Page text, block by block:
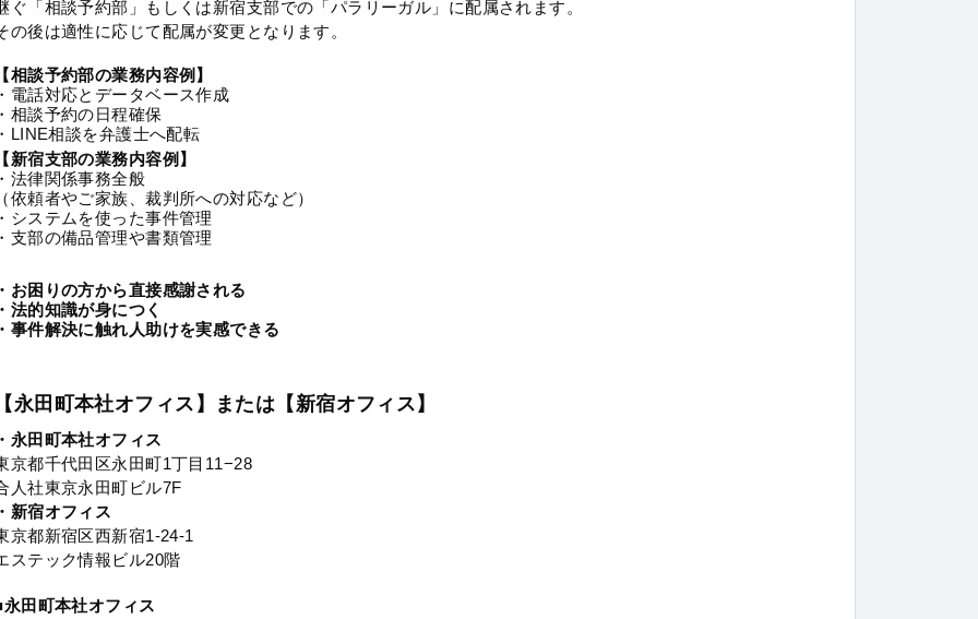
ぐ「相談予約部」もしくは新宿支部での「パラリーガル」に配属されます。
の後は適性に応じて配属が変更となります。
相談予約部の業務内容例】
電話対応とデータベース作成
相談予約の日程確保
LINE相談を弁護士へ配転
新宿支部の業務内容例】
法律関係事務全般
依頼者やご家族、裁判所への対応など）
システムを使った事件管理
支部の備品管理や書類管理
お困りの方から直接感謝される
法的知識が身につく
事件解決に触れ人助けを実感できる
永田町本社オフィス】または【新宿オフィス】
永田町本社オフィス
京都千代田区永田町1丁目11−28
人社東京永田町ビル7F
新宿オフィス
京都新宿区西新宿1-24-1
ステック情報ビル20階
永田町本社オフィス